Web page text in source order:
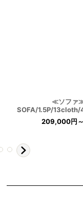
≪ソファ
SOFA/1.5P/13cloth/
209,000円